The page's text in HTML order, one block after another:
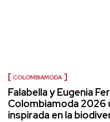
COLOMBIAMODA
Falabella y Eugenia
Colombiamoda 2026
inspirada en la